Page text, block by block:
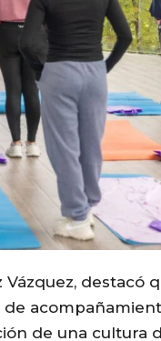
Vázquez, destacó
de una cultura